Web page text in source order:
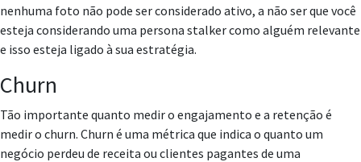
nenhuma foto não pode ser considerado ativo, a não ser que você
esteja considerando uma persona stalker como alguém relevante
e isso esteja ligado à sua estratégia.
Churn
Tão importante quanto medir o engajamento e a retenção é
medir o churn. Churn é uma métrica que indica o quanto um
negócio perdeu de receita ou clientes pagantes de uma